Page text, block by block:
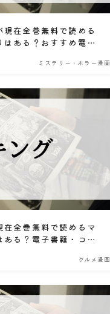
現在全巻無料で読める
ある？おすすめ電子
ミステリー・ホラー漫画
在全巻無料で読めるマ
る？電子書籍・コミ
グルメ漫画